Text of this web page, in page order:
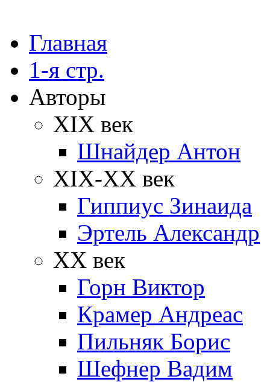
Главная
1-я стр.
Авторы
XIX век
Шнайдер Антон
XIX-XX век
Гиппиус Зинаида
Эртель Александр
XX век
Горн Виктор
Крамер Андреас
Пильняк Борис
Шефнер Вадим